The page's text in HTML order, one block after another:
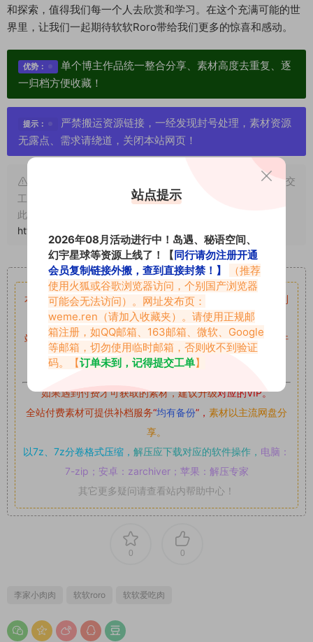
和探索，值得我们每一个人去欣赏和学习。在这个充满可能的世
界里，让我们一起期待软软Roro带给我们更多的惊喜和感动。
优势：
单个博主作品统一整合分享、素材高度去重复、逐
一归档方便收藏！
提示：
严禁搬运资源链接，一经发现封号处理，素材资源
无露点、需求请绕道，关闭本站网页！
申明：本文资源均来源网友分享，若侵犯了您的权限可以提交
工单处理。
此外本文章皆属于原创文章，转载请注明出处！原文链接：
https://vmiba.top/7148.html
重要声明
本站资源均来自网络分享，如有侵犯你的权益请私信留言
收到
留言后，我们会第一时间进行审核后删除。
站内资源为网友个人学习或测试研究使用，未经原版权作者许
可,禁止用于任何商业途径！请在下载24小时内删除！
如果遇到付费才可获取的素材，建议升级对应的VIP。
全站付费素材可提供补档服务“均有备份”， 素材以主流网盘分
享。
以7z、7z分卷格式压缩， 解压应下载对应的软件操作， 电脑：
7-zip；安卓：zarchiver；苹果：解压专家
其它更多疑问请查看站内帮助中心！
0 0
李家小肉肉 软软roro 软软爱吃肉
站点提示
2026年08月活动进行中！岛遇、秘语空间、
幻宇星球等资源上线了！【同行请勿注册开通
会员复制链接外搬，查到直接封禁！】
（推荐
使用火狐或谷歌浏览器访问，个别国产浏览器
可能会无法访问）。网址发布页：
weme.ren （请加入收藏夹）。请使用正规邮
箱注册，如QQ邮箱、163邮箱、微软、Google
等邮箱，切勿使用临时邮箱，否则收不到验证
码。【订单未到，记得提交工单】